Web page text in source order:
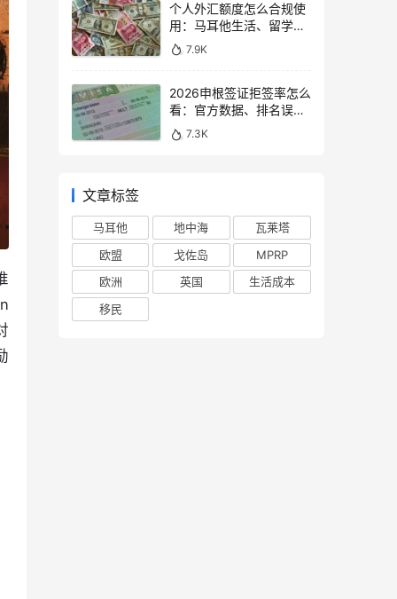
个人外汇额度怎么合规使
用：马耳他生活、留学与
移民场景说明
7.9K
2026申根签证拒签率怎么
看：官方数据、排名误区
和申请避坑
7.3K
文章标签
马耳他 地中海
瓦莱塔
欧盟
戈佐岛
MPRP
欧洲
英国
生活成本
移民